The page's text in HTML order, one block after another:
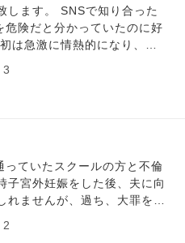
します。 SNSで知り合った
険だと分かっていたのに好
は急激に情熱的になり、
」や「君と出会ったことで俺
」などと言われました。愛の
。 特に性的な面が強い関
その熱に持っていかれ彼の子
で結婚しようと言われていま
だ、産んだとしても養育費は
齢的にもラストチャンスのよ
3
ていたスクールの方と不倫
子宮外妊娠をした後、夫に向
れませんが、過ち、大罪をお
も早く子供をと親にも言わ
授かりましたが、すぐに産後
2